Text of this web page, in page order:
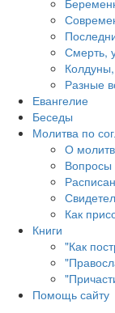
Смерть,
Разные
Евангелие
Беседы
Молитва по
О
Вопросы
Как
Книги
"Как
Помощь сайту